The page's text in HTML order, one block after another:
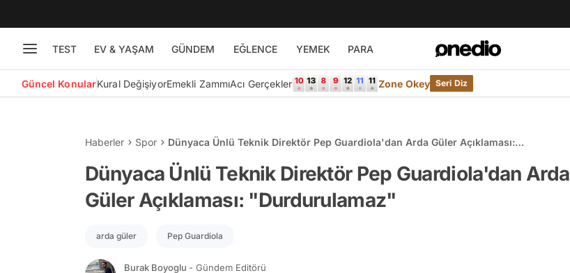
TEST EV & YAŞAM GÜNDEM EĞLENCE YEMEK PARA
Güncel KonularKural DeğişiyorEmekli ZammıAcı Gerçekler Zone Okey Seri Diz
Haberler Spor
Dünyaca Ünlü Teknik Direktör Pep Guardiola'dan Arda Güler Açıklaması:
Dünyaca Ünlü Teknik Direktör Pep Guardiola'dan Arda
Güler Açıklaması: "Durdurulamaz"
arda güler Pep Guardiola
Burak Boyoglu - Gündem Editörü